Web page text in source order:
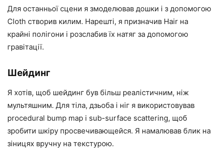
Для останньої сцени я змоделював дошки і з допомогою
Cloth створив килим. Нарешті, я призначив Hair на
крайні полігони і розслабив їх натяг за допомогою
гравітації.
Шейдинг
Я хотів, щоб шейдинг був більш реалістичним, ніж
мультяшним. Для тіла, дзьоба і ніг я використовував
procedural bump map і sub-surface scattering, щоб
зробити шкіру просвечивающейся. Я намалював блик на
зіницях вручну на текстурою.